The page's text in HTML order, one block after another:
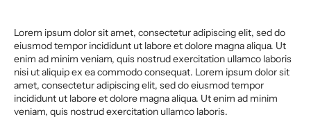
Lorem ipsum dolor sit amet, consectetur adipiscing elit, sed do
eiusmod tempor incididunt ut labore et dolore magna aliqua. Ut
enim ad minim veniam, quis nostrud exercitation ullamco laboris
nisi ut aliquip ex ea commodo consequat. Lorem ipsum dolor sit
amet, consectetur adipiscing elit, sed do eiusmod tempor
incididunt ut labore et dolore magna aliqua. Ut enim ad minim
veniam, quis nostrud exercitation ullamco laboris.